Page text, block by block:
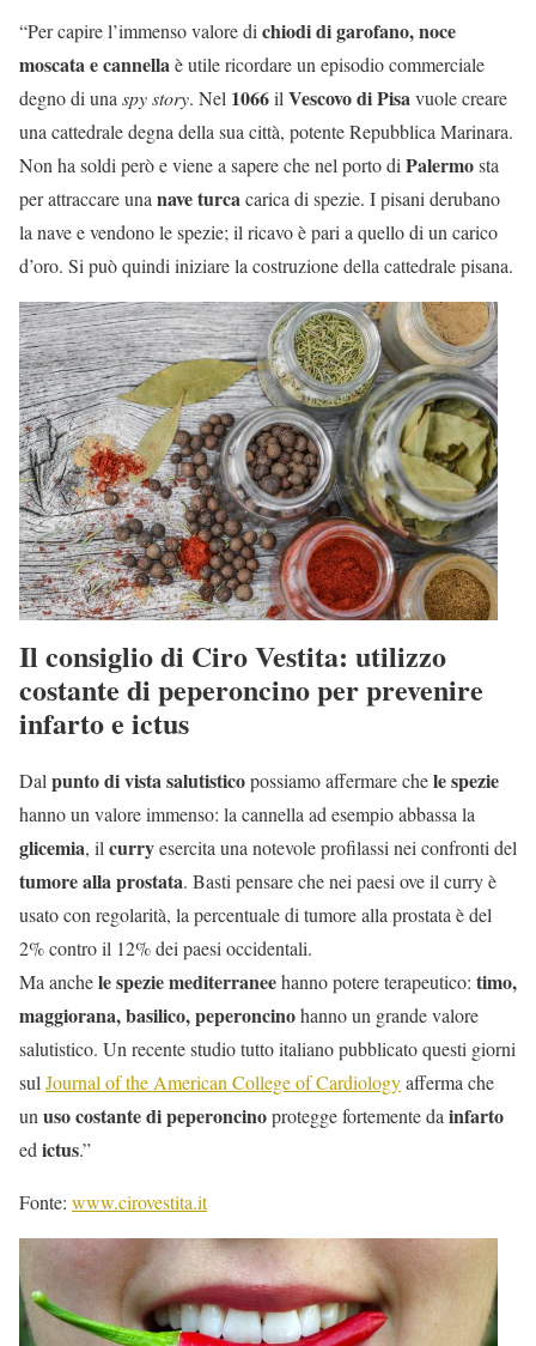
“Per capire l’immenso valore di chiodi di garofano, noce
moscata e cannellaè utile ricordare un episodio commerciale
degno di una spy story. Nel 1066il Vescovo di Pisavuole creare
una cattedrale degna della sua città, potente Repubblica Marinara.
Non ha soldi però e viene a sapere che nel porto di Palermosta
per attraccare una nave turcacarica di spezie. I pisani derubano
la nave e vendono le spezie; il ricavo è pari a quello di un carico
d’oro. Si può quindi iniziare la costruzione della cattedrale pisana.
Il consiglio di Ciro Vestita: utilizzo
costante di peperoncino per prevenire
infarto e ictus
Dal punto di vista salutisticopossiamo affermare chele spezie
hanno un valore immenso: la cannella ad esempio abbassa la
glicemia, il curryesercita una notevole profilassi nei confronti del
tumore alla prostata. Basti pensare che nei paesi ove il curry è
usato con regolarità, la percentuale di tumore alla prostata è del
2% contro il 12% dei paesi occidentali.
Ma anchele spezie mediterraneehanno potere terapeutico: timo,
maggiorana, basilico, peperoncinohanno un grande valore
salutistico. Un recente studio tutto italiano pubblicato questi giorni
sul Journal of the American College of Cardiologyafferma che
un uso costante di peperoncinoprotegge fortemente da infarto
ed ictus.”
Fonte: www.cirovestita.it